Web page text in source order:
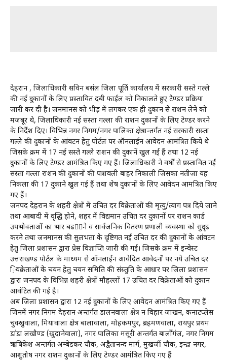
देहरादून , जिलाधिकारी सविन बसंल जिला पूर्ति कार्यालय में सरकारी सस्ते गल्ले
की नई दुकानों के लिए प्रस्तावित दबी फाईल को निकालते हुए टैण्डर प्रक्रिया
जारी कर दी है। जनमानस को भीड़ में लगकर एक ही दुकान से राशन लेने को
मजबूर थे, जिलाधिकारी नई सस्ता गल्ला की राशन दुकानों के लिए टेण्डर करने
के निर्देश दिए। विभिन्न नगर निगम/नगर पालिका क्षेत्रान्तर्गत नई सरकारी सस्ता
गल्ले की दुकानों के आंवटन हेतु पोर्टल पर ऑनलाईन आवेदन आमंत्रित किये थे
जिसके क्रम में 17 नई सस्ते गल्ले राशन की दुकानें खुल गई हैं तथा 12 नई
दुकानों के लिए टेण्डर आमंत्रित किए गए हैं। जिलाधिकारी ने वर्षों से प्रस्तावित नई
सस्ता गल्ला राशन की दुकानों की पत्रावली बाहर निकाली जिसका नतीजा यह
निकला की 17 दुकाने खुल गई हैं तथा शेष दुकानों के लिए आवेदन आमत्रित किए
गए हैं।
जनपद देहरादून के शहरी क्षेत्रों में उचित दर विक्रेताओं की मृत्यु/त्याग पत्र दिये जाने
तथा आबादी में वृद्धि होने, शहर में विद्यमान उचित दर दुकानों पर राशन कार्ड
उपभोक्ताओं का भार बढ़ने व सार्वजनिक वितरण प्रणाली व्यवस्था को सुदृढ
करने तथा जनमानस की सुलभता के दृष्टिगत नई उचित दर की दुकानों के आंवटन
हेतु जिला प्रशासन द्वारा प्रेस विज्ञाप्ति जारी की गई। जिसके क्रम में इन्वेस्ट
उत्तराखण्ड पोर्टल के माध्यम से ऑनलाईन आवेदित आवेदनों पर नये उचित दर
़िवक्रेताओं के चयन हेतु चयन समिति की संस्तुति के आधार पर जिला प्रशासन
द्वारा जनपद के विभिन्न शहरी क्षेत्रों मौहल्लों 17 उचित दर विक्रेताओं को दुकान
आवंटित की गई है।
अब जिला प्रशासन द्वारा 12 नई दुकानों के लिए आवेदन आमंत्रित किए गए हैं
जिनमें नगर निगम देहरादून अन्तर्गत डालनवाला क्षेत्र दून विहार जाखन, कनाटप्लेस
चुक्खुवाला, मियावाला क्षेत्र बालावाला, मोहकमपुर, ब्रहमणवाला, रायपुर प्रथम
डांडा लखौण्ड (खुदानेवाला), नगर पालिका मसूरी अन्तर्गत बार्लोगंज, नगर निगम
ऋषिकेश अन्तर्गत अम्बेडकर चौक, अद्वैतानन्द मार्ग, मुखर्जी चौक, इन्द्रा नगर,
आशुतोष नगर राशन दुकानों के लिए टेण्डर आमंत्रित किए गए हैं